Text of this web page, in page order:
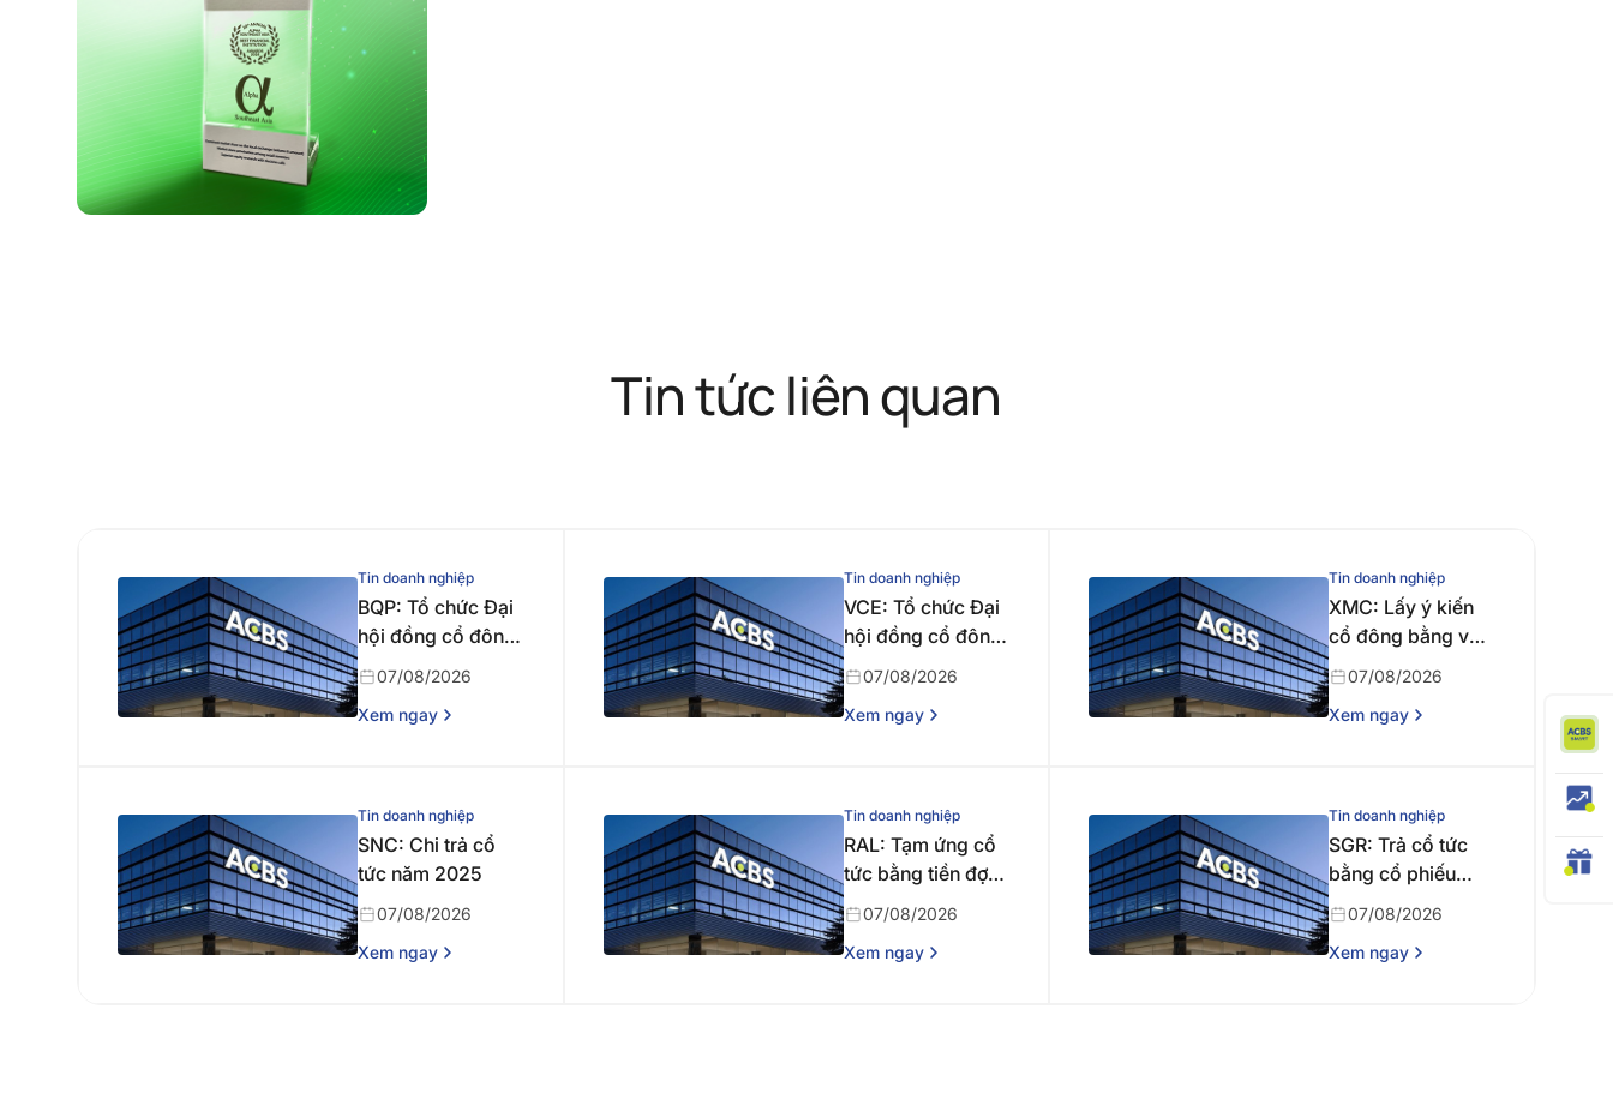
Tin tức liên quan
Tin doanh nghiệp
BQP: Tổ chức Đại
hội đồng cổ đông
thường niên năm
2026
07/08/2026
Xem ngay
Tin doanh nghiệp
VCE: Tổ chức Đại
hội đồng cổ đông
bất thường năm
2026 lần thứ nhất
07/08/2026
Xem ngay
Tin doanh nghiệp
XMC: Lấy ý kiến
cổ đông bằng văn
bản07/08/2026
Xem ngay
Tin doanh nghiệp
SNC: Chi trả cổ
tức năm 2025
07/08/2026
Xem ngay
Tin doanh nghiệp
RAL: Tạm ứng cổ
tức bằng tiền đợt 1
năm 2026
07/08/2026
Xem ngay
Tin doanh nghiệp
SGR: Trả cổ tức
bằng cổ phiếu
năm 2024
07/08/2026
Xem ngay